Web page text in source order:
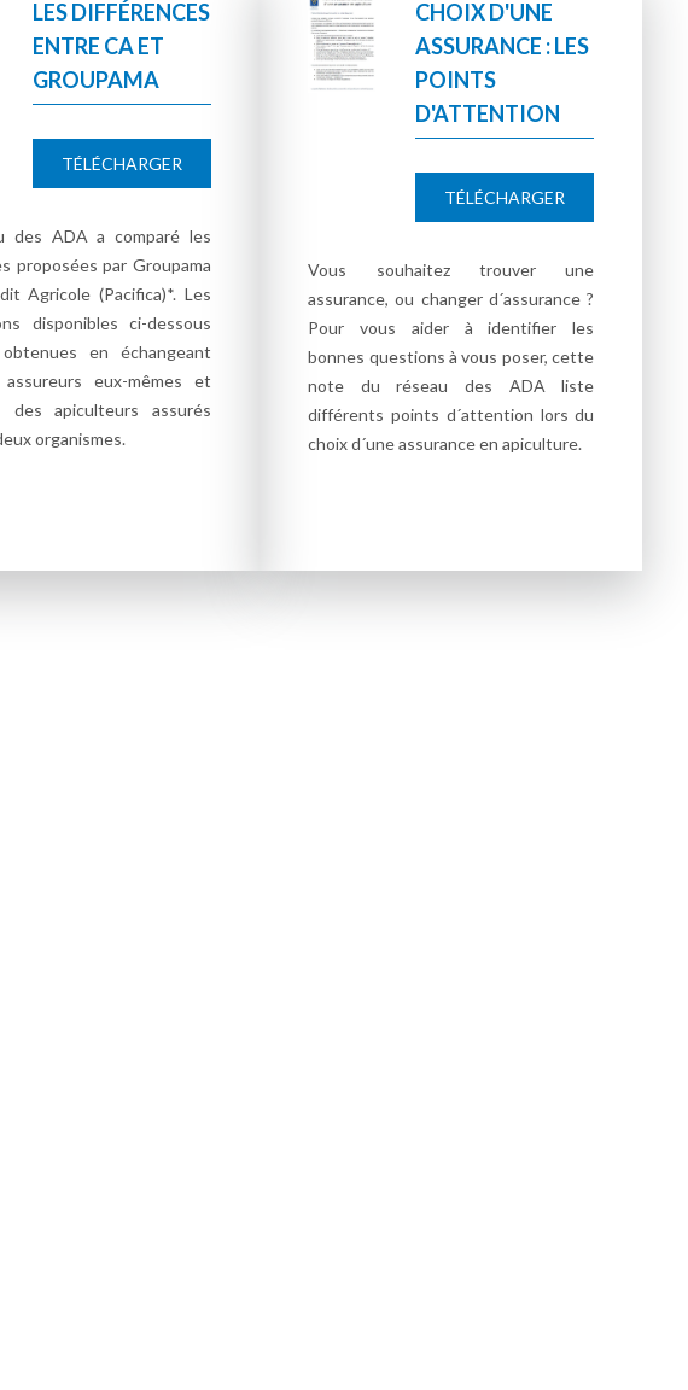
LES DIFFÉRENCES
ENTRE CA ET
GROUPAMA
TÉLÉCHARGER
des ADA a comparé les
proposées par Groupama
Agricole (Pacifica)*. Les
disponibles ci-dessous
en échangeant
eux-mêmes et
des apiculteurs assurés
organismes.
CHOIX D'UNE
ASSURANCE : LES
POINTS
D'ATTENTION
TÉLÉCHARGER
Vous souhaitez trouver une
assurance, ou changer d´assurance ?
Pour vous aider à identifier les
bonnes questions à vous poser, cette
note du réseau des ADA liste
différents points d´attention lors du
choix d´une assurance en apiculture.